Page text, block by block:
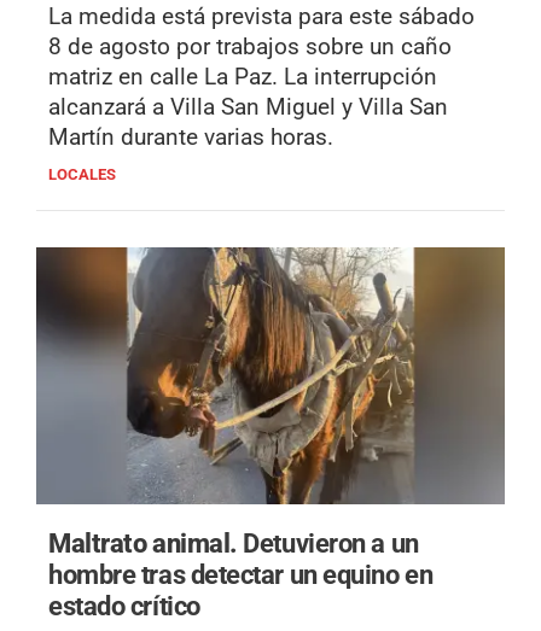
La medida está prevista para este sábado
8 de agosto por trabajos sobre un caño
matriz en calle La Paz. La interrupción
alcanzará a Villa San Miguel y Villa San
Martín durante varias horas.
LOCALES
Maltrato animal. Detuvieron a un
hombre tras detectar un equino en
estado crítico